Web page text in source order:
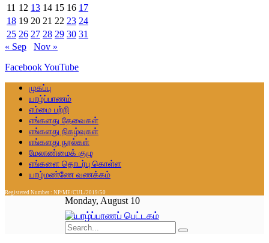
11 12 13 14 15 16 17
18 19 20 21 22 23 24
25 26 27 28 29 30 31
« Sep
Nov »
FacebookYouTube
முகப்பு
யாழ்ப்பாணம்
எம்மை பற்றி
எங்களது தேவைகள்
எங்களது நிகழ்வுகள்
எங்களது நூல்கள்
மேலாண்மைக் குழு
எங்களை தொடர்பு கொள்ள
யாழ்மண்ணே வணக்கம்
Registered Number : NP/ME/CUL/2019/50
Monday, August 10